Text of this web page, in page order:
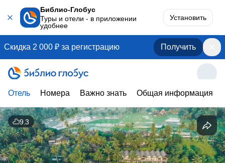
Библио-Глобус
Туры и отели - в приложении
удобнее
Установить
Скидка 2 000 ₽ за регистрацию Получить
Отель Номера Важно знать Общая информация
9.3